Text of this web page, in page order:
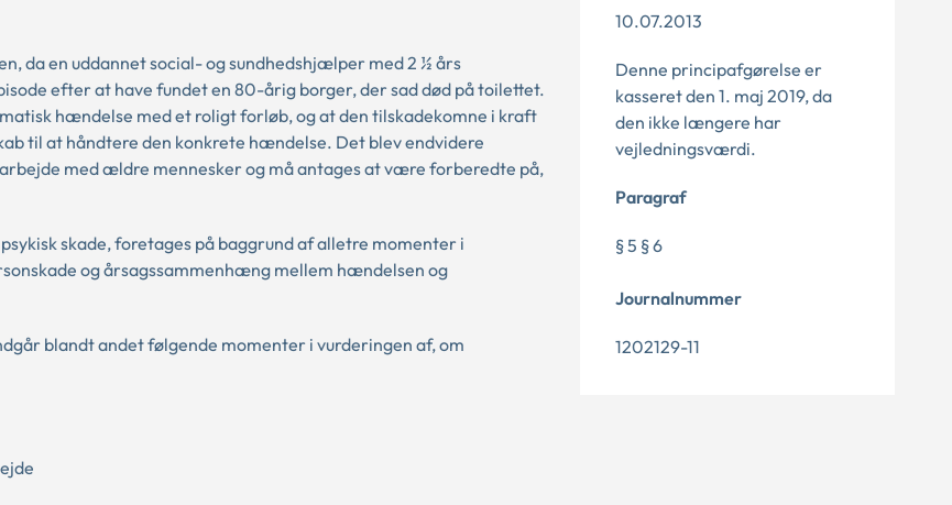
da en uddannet social- og sundhedshjælper med 2 ½ års
efter at have fundet en 80-årig borger, der sad død på toilettet.
hændelse med et roligt forløb, og at den tilskadekomne i kraft
til at håndtere den konkrete hændelse. Det blev endvidere
med ældre mennesker og må antages at være forberedte på,
skade, foretages på baggrund af alletre momenter i
og årsagssammenhæng mellem hændelsen og
blandt andet følgende momenter i vurderingen af, om
10.07.2013
Denne principafgørelse er
kasseret den 1. maj 2019, da
den ikke længere har
vejledningsværdi.
Paragraf
§ 5 § 6
Journalnummer
1202129-11